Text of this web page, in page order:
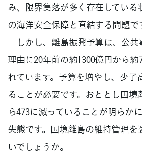
み、限界集落が多く存在してい
の海洋安全保障と直結する問題で
しかし、離島振興予算は、公共
理由に20年前の約1300億円から約
れています。予算を増やし、少子
ることが必要です。おととし国境
ら473に減っていることが明らか
失態です。国境離島の維持管理を
いでしょうか。